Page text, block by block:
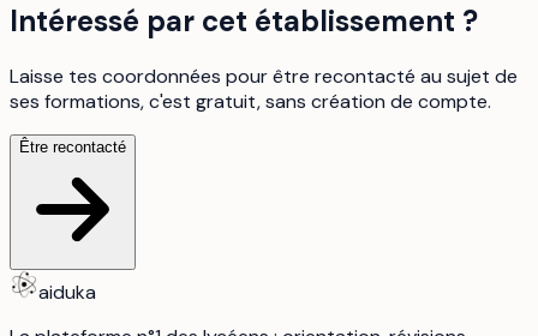
Intéressé par cet établissement ?
Laisse tes coordonnées pour être recontacté au sujet de
ses formations, c'est gratuit, sans création de compte.
Être recontacté
aiduka